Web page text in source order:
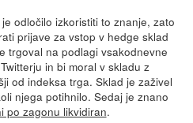
odločilo izkoristiti to znanje, zato
prijave za vstop v hedge sklad
trgoval na podlagi vsakodnevne
in bi moral v skladu z
od indeksa trga. Sklad je zaživel
njega potihnilo. Sedaj je znano
po zagonu likvidiran.